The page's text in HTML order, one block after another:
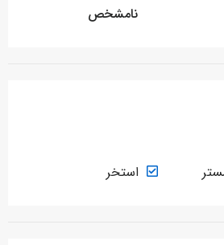
نامشخص
استخر